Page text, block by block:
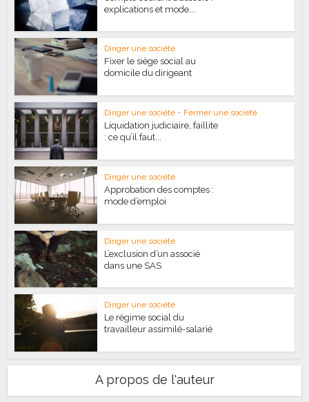
explications et mode...
Diriger une société
Fixer le siège social au
domicile du dirigeant
Diriger une société • Fermer une société
Liquidation judiciaire, faillite
: ce qu’il faut...
Diriger une société
Approbation des comptes :
mode d’emploi
Diriger une société
L’exclusion d’un associé
dans une SAS
Diriger une société
Le régime social du
travailleur assimilé-salarié
A propos de l'auteur